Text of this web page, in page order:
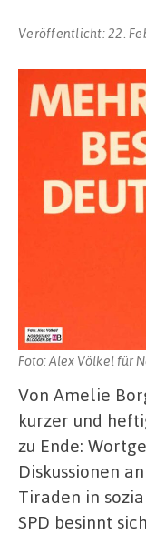
Veröffentlicht:22.
Foto: Alex Völkel für
Von Amelie
kurzer und
zu Ende:
Diskussionen
Tiraden in
SPD besinnt